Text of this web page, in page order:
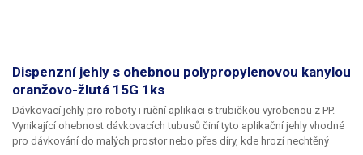
Dispenzní jehly s ohebnou polypropylenovou kanylou
oranžovo-žlutá 15G 1ks
Dávkovací jehly pro roboty i ruční aplikaci s trubičkou vyrobenou z PP.
Vynikající ohebnost dávkovacích tubusů činí tyto aplikační jehly vhodné
pro dávkování do malých prostor nebo přes díry, kde hrozí nechtěný